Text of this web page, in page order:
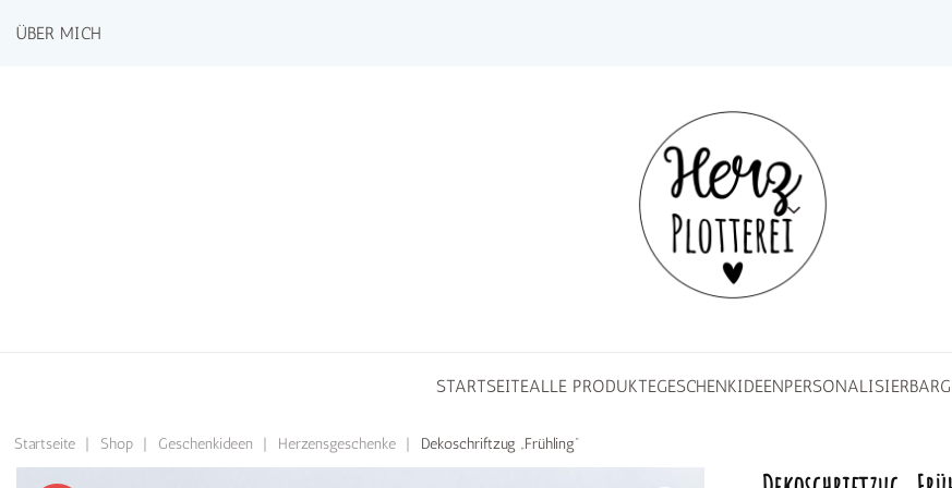
ÜBER MICH
STARTSEITEALLE PRODUKTEGESCHENKIDEENPERSONALISIERBAR
Startseite | Shop | Geschenkideen | Herzensgeschenke | Dekoschriftzug „Frühling“